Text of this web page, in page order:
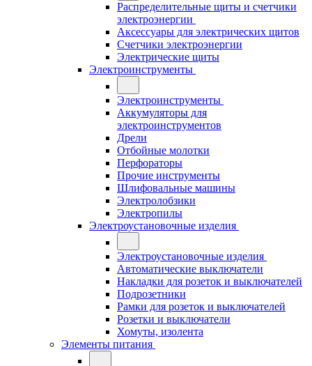
Распределительные щиты и счетчики
электроэнергии
Аксессуары для электрических щитов
Счетчики электроэнергии
Электрические щиты
Электроинструменты
Электроинструменты
Аккумуляторы для
электроинструментов
Дрели
Отбойные молотки
Перфораторы
Прочие инструменты
Шлифовальные машины
Электролобзики
Электропилы
Электроустановочные изделия
Электроустановочные изделия
Автоматические выключатели
Накладки для розеток и выключателей
Подрозетники
Рамки для розеток и выключателей
Розетки и выключатели
Хомуты, изолента
Элементы питания